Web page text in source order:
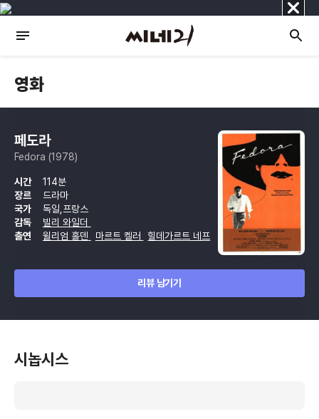
닫
기
영화
페도라
Fedora (1978)
시간
114분
장르
드라마
국가
독일,프랑스
감독
빌리 와일더
출연
윌리엄 홀덴 마르트 켈러 힐데가르트 네프
리뷰 남기기
시놉시스